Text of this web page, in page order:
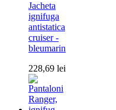
Jacheta
ignifuga
antistatica
cruiser -
bleumarin
228,69 lei